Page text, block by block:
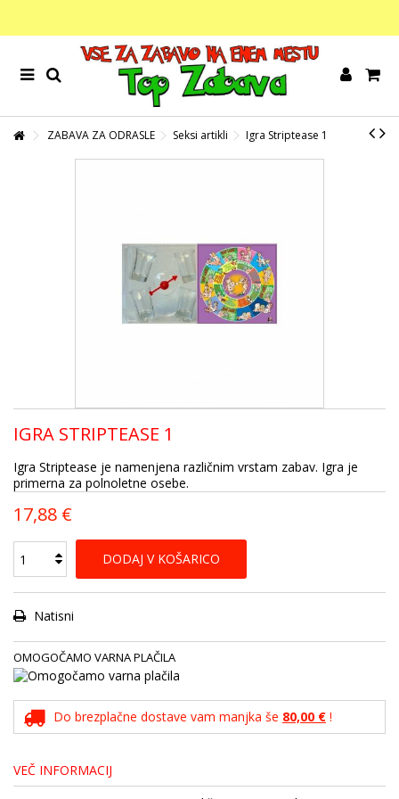
ZABAVA ZA ODRASLE Seksi artikli Igra Striptease 1
IGRA STRIPTEASE 1
Igra Striptease je namenjena različnim vrstam zabav. Igra je
primerna za polnoletne osebe.
17,88 €
DODAJ V KOŠARICO
Natisni
OMOGOČAMO VARNA PLAČILA
Do brezplačne dostave vam manjka še 80,00 € !
VEČ INFORMACIJ